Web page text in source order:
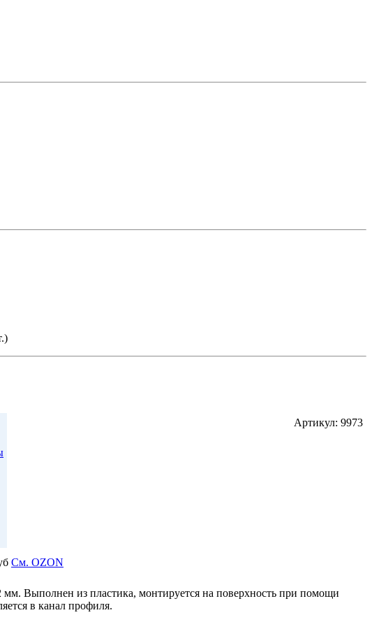
Артикул: 9973
Cм. OZON
Выполнен из пластика, монтируется на поверхность при помощи
в канал профиля.